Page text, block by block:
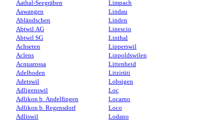
Aathal-Seegräben
Aawangen
Abländschen
Abtwil AG
Abtwil SG
Achseten
Aclens
Acquarossa
Adelboden
Adetswil
Adligenswil
Adlikon b. Andelfingen
Adlikon b. Regensdorf
Adliswil
Limpach
Lindau
Linden
Linescio
Linthal
Lipperswil
Lippoldswilen
Littenheid
Litzirüti
Lobsigen
Loc
Locarno
Loco
Lodano